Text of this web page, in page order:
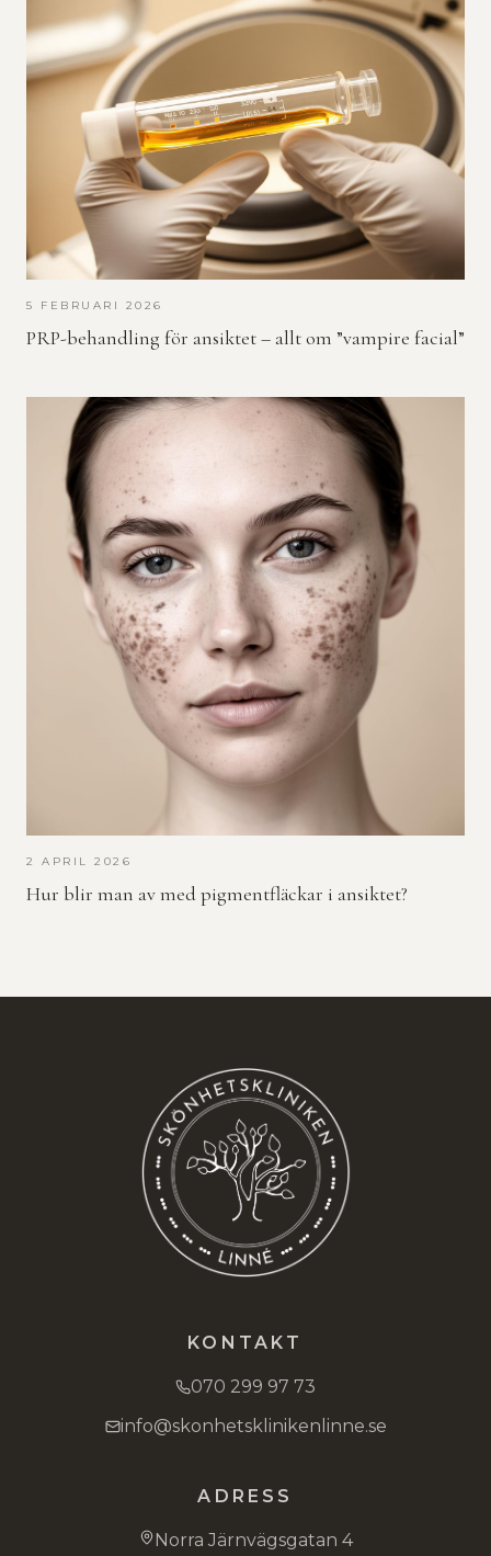
5 FEBRUARI 2026
PRP-behandling för ansiktet – allt om ”vampire facial”
2 APRIL 2026
Hur blir man av med pigmentfläckar i ansiktet?
KONTAKT
070 299 97 73
info@skonhetsklinikenlinne.se
ADRESS
Norra Järnvägsgatan 4